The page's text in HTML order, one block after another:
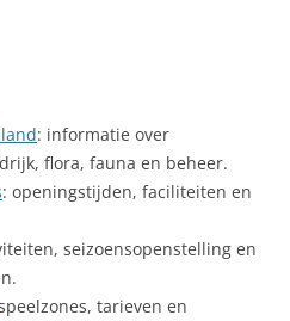
: informatie over
flora, fauna en beheer.
: openingstijden, faciliteiten en
seizoensopenstelling en
tarieven en